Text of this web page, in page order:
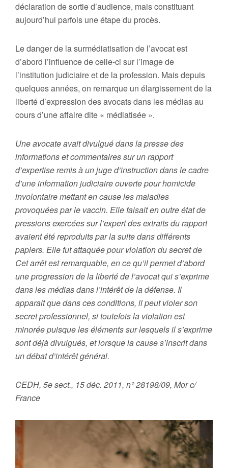
déclaration de sortie d’audience, mais constituant
aujourd’hui parfois une étape du procès.
Le danger de la surmédiatisation de l’avocat est
d’abord l’influence de celle-ci sur l’image de
l’institution judiciaire et de la profession. Mais depuis
quelques années, on remarque un élargissement de la
liberté d’expression des avocats dans les médias au
cours d’une affaire dite « médiatisée ».
Une avocate avait divulgué dans la presse des
informations et commentaires sur un rapport
d’expertise remis à un juge d’instruction dans le cadre
d’une information judiciaire ouverte pour homicide
involontaire mettant en cause les maladies
provoquées par le vaccin. Elle faisait en outre état de
pressions exercées sur l’expert des extraits du rapport
avaient été reproduits par la suite dans différents
papiers. Elle fut attaquée pour violation du secret de
Cet arrêt est remarquable, en ce qu’il permet d’abord
une progression de la liberté de l’avocat qui s’exprime
dans les médias dans l’intérêt de la défense. Il
apparait que dans ces conditions, il peut violer son
secret professionnel, si toutefois la violation est
minorée puisque les éléments sur lesquels il s’exprime
sont déjà divulgués, et lorsque la cause s’inscrit dans
un débat d’intérêt général.
CEDH, 5e sect., 15 déc. 2011, n° 28198/09, Mor c/
France